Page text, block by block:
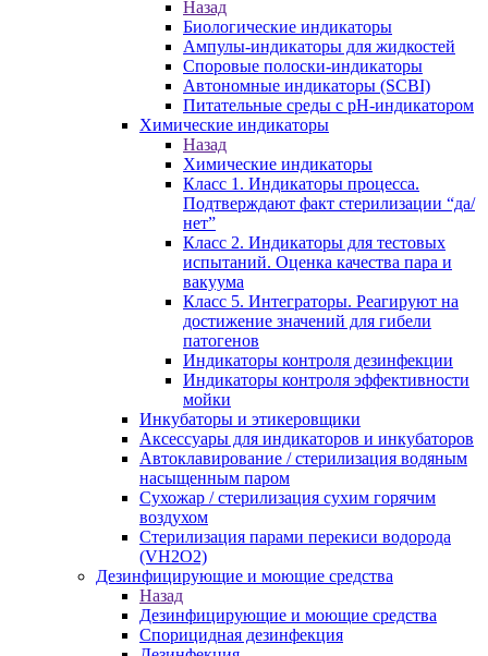
Назад
Биологические индикаторы
Ампулы-индикаторы для жидкостей
Споровые полоски-индикаторы
Автономные индикаторы (SCBI)
Питательные среды с рН-индикатором
Химические индикаторы
Назад
Химические индикаторы
Класс 1. Индикаторы процесса.
Подтверждают факт стерилизации “да/
нет”
Класс 2. Индикаторы для тестовых
испытаний. Оценка качества пара и
вакуума
Класс 5. Интеграторы. Реагируют на
достижение значений для гибели
патогенов
Индикаторы контроля дезинфекции
Индикаторы контроля эффективности
мойки
Инкубаторы и этикеровщики
Аксессуары для индикаторов и инкубаторов
Автоклавирование / стерилизация водяным
насыщенным паром
Сухожар / стерилизация сухим горячим
воздухом
Стерилизация парами перекиси водорода
(VH2O2)
Дезинфицирующие и моющие средства
Назад
Дезинфицирующие и моющие средства
Спорицидная дезинфекция